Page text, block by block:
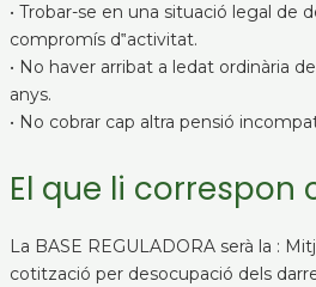
• Trobar-se en una situació legal de
compromís d‟activitat.
• No haver arribat a ledat ordinària
anys.
• No cobrar cap altra pensió
El que li correspon
La BASE REGULADORA serà la :
cotització per desocupació dels